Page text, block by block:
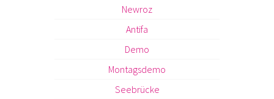
Newroz
Antifa
Demo
Montagsdemo
Seebrücke